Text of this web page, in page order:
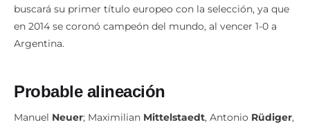
buscará su primer título europeo con la selección, ya que
en 2014 se coronó campeón del mundo, al vencer 1-0 a
Argentina.
Probable alineación
Manuel Neuer; Maximilian Mittelstaedt, Antonio Rüdiger,